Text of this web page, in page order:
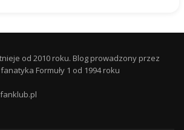
od 2010 roku. Blog prowadzony przez
Formuły 1 od 1994 roku